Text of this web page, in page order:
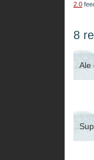
2.0
8
Ale